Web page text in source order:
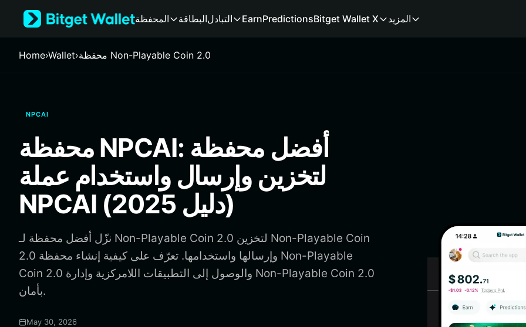
Русский
Español (Latinoamérica)
Deutsch
简体中文
繁體中文
Português (Portugal)
Bahasa Indonesia
Español
Português (Brasil)
Español (Argentina)
المحفظة البطاقةالتبادل EarnPredictionsBitget Wallet X المزيد
Home›Wallet› محفظة Non-Playable Coin 2.0
NPCAI
محفظة NPCAI: أفضل محفظة
لتخزين وإرسال واستخدام عملة
NPCAI (دليل 2025)
نزّل أفضل محفظة لـ Non-Playable Coin 2.0 لتخزين Non-Playable Coin
2.0 وإرسالها واستخدامها. تعرّف على كيفية إنشاء محفظة Non-Playable
Coin 2.0 والوصول إلى التطبيقات اللامركزية وإدارة Non-Playable Coin 2.0
بأمان.
May 30, 2026